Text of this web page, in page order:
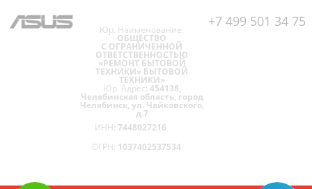
+7 499 501 34 75
Юр. Наименование:
ОБЩЕСТВО
С ОГРАНИЧЕННОЙ
ОТВЕТСТВЕННОСТЬЮ
«РЕМОНТ БЫТОВОЙ
ТЕХНИКИ» БЫТОВОЙ
ТЕХНИКИ»
Юр. Адрес: 454138,
Челябинская область, город
Челябинск, ул. Чайковского,
д.7
ИНН: 7448027216
ОГРН: 1037402537534